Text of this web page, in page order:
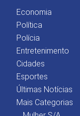
Economia
Política
Polícia
Entretenimento
Cidades
Esportes
Últimas Notícias
Mais Categorias